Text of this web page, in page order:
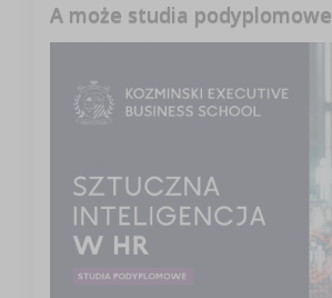
A może studia podyplomowe